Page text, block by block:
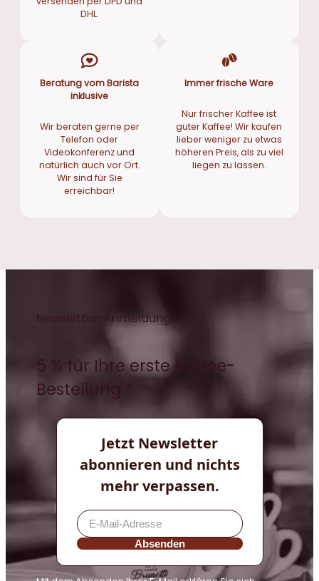
DHL.
Beratung vom Barista
inklusive
Wir beraten gerne per
Telefon oder
Videokonferenz und
natürlich auch vor Ort.
Wir sind für Sie
erreichbar!
Immer frische Ware
Nur frischer Kaffee ist
guter Kaffee! Wir kaufen
lieber weniger zu etwas
höheren Preis, als zu viel
liegen zu lassen.
Newsletter-Anmeldung
5 % für Ihre erste Kaffee-
Bestellung *
Jetzt Newsletter
abonnieren und nichts
mehr verpassen.
Absenden